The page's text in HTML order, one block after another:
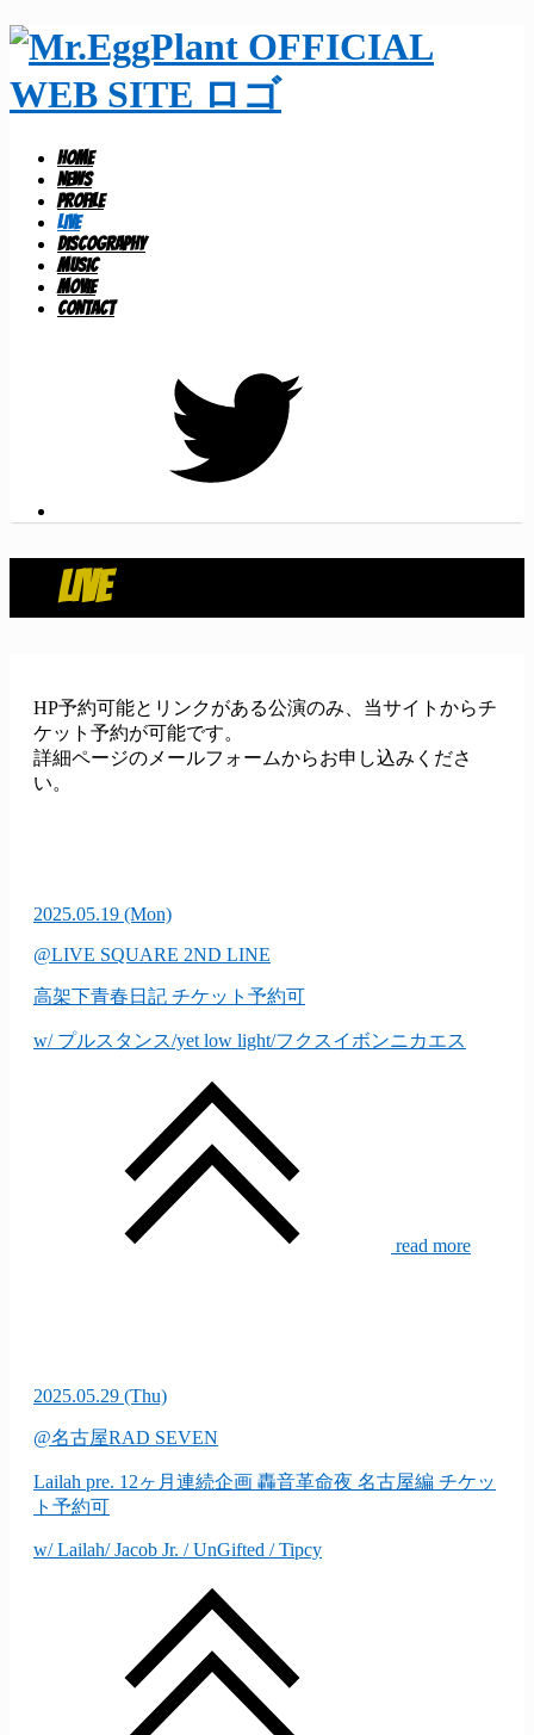
HOME
NEWS
PROFILE
LIVE
DISCOGRAPHY
MUSIC
MOVIE
CONTACT
LIVE
HP予約可能とリンクがある公演のみ、当サイトからチ
ケット予約が可能です。
詳細ページのメールフォームからお申し込みくださ
い。
2025.05.19 (Mon)
@LIVE SQUARE 2ND LINE
高架下青春日記 チケット予約可
w/ プルスタンス/yet low light/フクスイボンニカエス
read more
2025.05.29 (Thu)
@名古屋RAD SEVEN
Lailah pre. 12ヶ月連続企画 轟音革命夜 名古屋編 チケッ
ト予約可
w/ Lailah/ Jacob Jr. / UnGifted / Tipcy